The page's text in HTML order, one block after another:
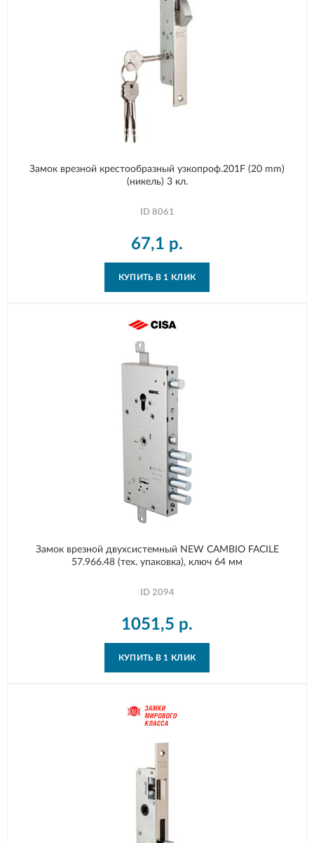
Замок врезной крестообразный узкопроф.201F (20 mm)
(никель) 3 кл.
ID 8061
67,1 р.
КУПИТЬ В 1 КЛИК
Замок врезной двухсистемный NEW CAMBIO FACILE
57.966.48 (тех. упаковка), ключ 64 мм
ID 2094
1051,5 р.
КУПИТЬ В 1 КЛИК